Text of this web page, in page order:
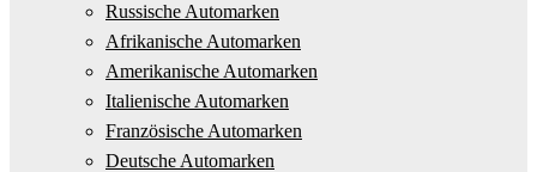
Russische Automarken
Afrikanische Automarken
Amerikanische Automarken
Italienische Automarken
Französische Automarken
Deutsche Automarken